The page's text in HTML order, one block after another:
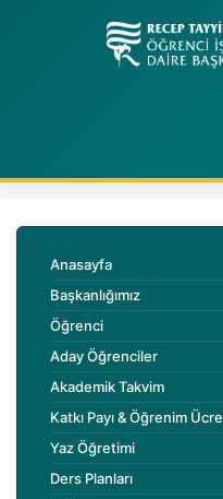
Anasayfa
Başkanlığımız
Öğrenci
Aday Öğrenciler
Akademik Takvim
Katkı Payı & Öğrenim
Yaz Öğretimi
Ders Planları